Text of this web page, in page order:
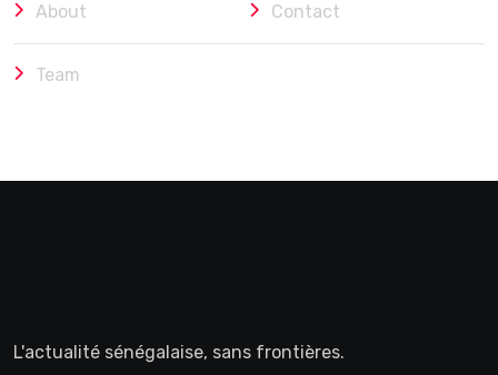
About Contact
Team
L'actualité sénégalaise, sans frontières.